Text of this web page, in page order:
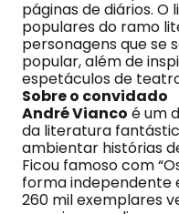
páginas de diários. O
populares do ramo
personagens que se
popular, além de
espetáculos de
Sobre o convidado
André Vianco é um
da literatura
ambientar histórias
Ficou famoso com
forma independente
260 mil exemplares